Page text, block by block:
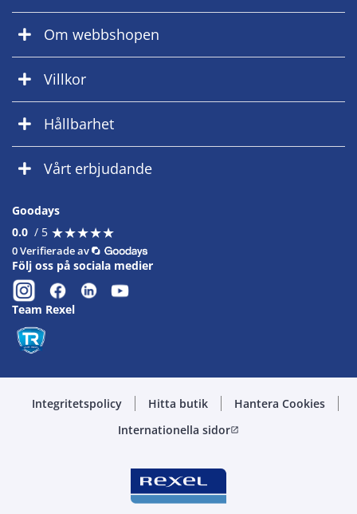
Om webbshopen
Villkor
Hållbarhet
Vårt erbjudande
Goodays
0.0 / 5 ★★★★★
★★★★★
0 Verifierade av
Följ oss på sociala medier
Team Rexel
Integritetspolicy Hitta butik
Hantera Cookies
Internationella sidoropen_in_new